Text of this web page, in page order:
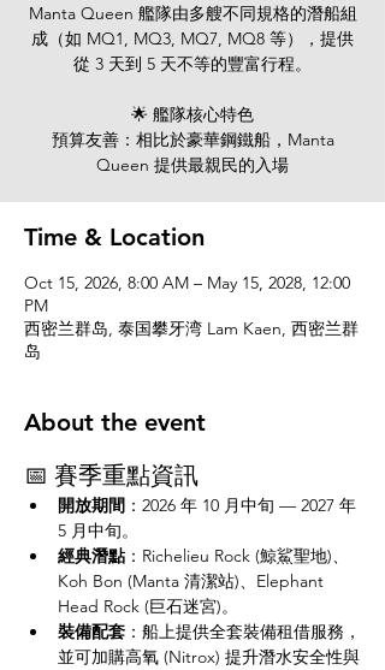
Manta Queen 艦隊由多艘不同規格的潛船組
成（如 MQ1, MQ3, MQ7, MQ8 等），提供
從 3 天到 5 天不等的豐富行程。
🌟 艦隊核心特色
預算友善：相比於豪華鋼鐵船，Manta
Queen 提供最親民的入場
Time & Location
Oct 15, 2026, 8:00 AM – May 15, 2028, 12:00
PM
西密兰群岛, 泰国攀牙湾 Lam Kaen, 西密兰群
岛
About the event
📅 賽季重點資訊
開放期間 ：2026 年 10 月中旬 — 2027 年
5 月中旬。
經典潛點：Richelieu Rock (鯨鯊聖地)、
Koh Bon (Manta 清潔站)、Elephant
Head Rock (巨石迷宮)。
裝備配套 ：船上提供全套裝備租借服務，
並可加購高氧 (Nitrox) 提升潛水安全性與